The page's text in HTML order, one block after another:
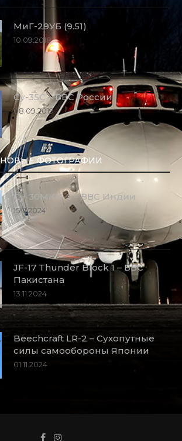
МиГ-29УБ (9.51)
10.09.2018
Су-35С – ВВС России
08.09.2019
НОВЫЕ ФОТОГРАФИИ
Су-30МКИ-3 – ВВС Индии
15.11.2024
JF-17 Thunder Block 1 – ВВС
Пакистана
13.11.2024
Beechcraft LR-2 – Сухопутные
силы самообороны Японии
01.11.2024